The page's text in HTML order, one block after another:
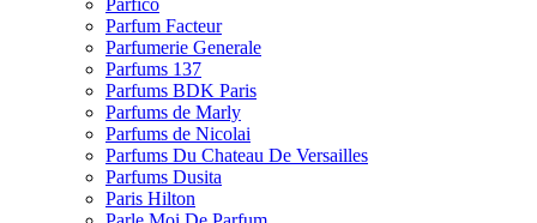
Parfico
Parfum Facteur
Parfumerie Generale
Parfums 137
Parfums BDK Paris
Parfums de Marly
Parfums de Nicolai
Parfums Du Chateau De Versailles
Parfums Dusita
Paris Hilton